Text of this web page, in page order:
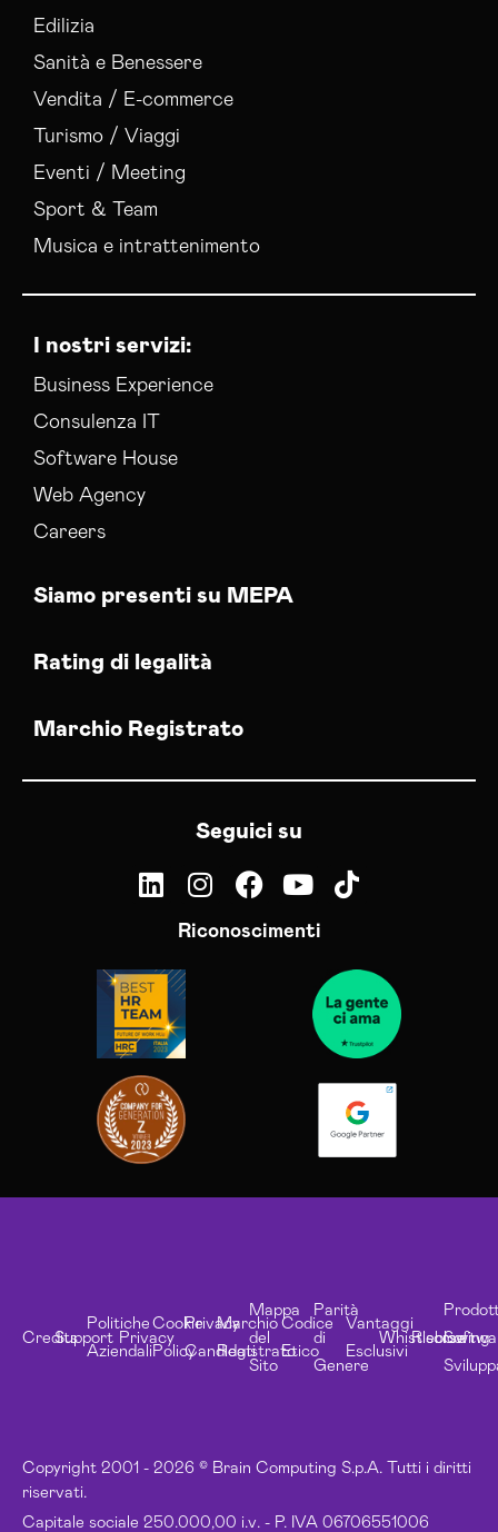
Edilizia
Sanità e Benessere
Vendita / E-commerce
Turismo / Viaggi
Eventi / Meeting
Sport & Team
Musica e intrattenimento
I nostri servizi:
Business Experience
Consulenza IT
Software House
Web Agency
Careers
Siamo presenti su MEPA
Rating di legalità
Marchio Registrato
Seguici su
Riconoscimenti
Copyright 2001 - 2026 © Brain Computing S.p.A. Tutti i diritti
riservati.
Capitale sociale 250.000,00 i.v. - P. IVA 06706551006
CreditsSupport
Politiche
Aziendali
Privacy
Cookie
Policy
Privacy
Candidati
Marchio
Registrato
Mappa
del
Sito
Codice
Etico
Parità
di
Genere
Vantaggi
Esclusivi
Whistleblowing
Risorse